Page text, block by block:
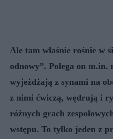
Ale tam właśnie rośnie w
odnowy”. Polega on m.in.
wyjeżdżają z synami na
z nimi ćwiczą, wędrują i
różnych grach
wstępu. To tylko jeden z